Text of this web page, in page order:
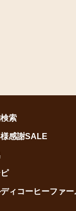
索
感謝SALE
ィコーヒーファ